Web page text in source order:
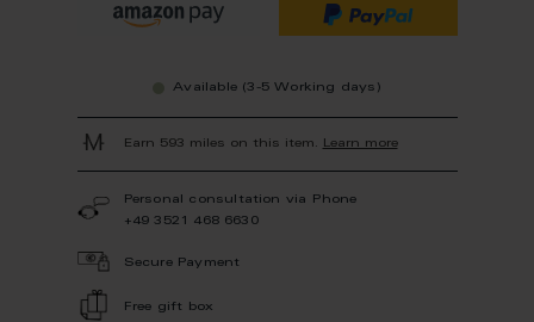
Available (3-5 Working days)
Earn 593 miles on this item. Learn more
Personal consultation via Phone
+49 3521 468 6630
Secure Payment
Free gift box